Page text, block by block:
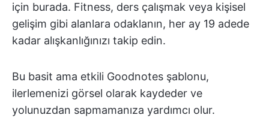
için burada. Fitness, ders çalışmak veya kişisel
gelişim gibi alanlara odaklanın, her ay 19 adede
kadar alışkanlığınızı takip edin.
Bu basit ama etkili Goodnotes şablonu,
ilerlemenizi görsel olarak kaydeder ve
yolunuzdan sapmamanıza yardımcı olur.